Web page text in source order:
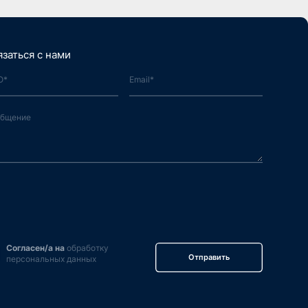
с нами
Согласен/а наобработку
персональных данных
Отправить